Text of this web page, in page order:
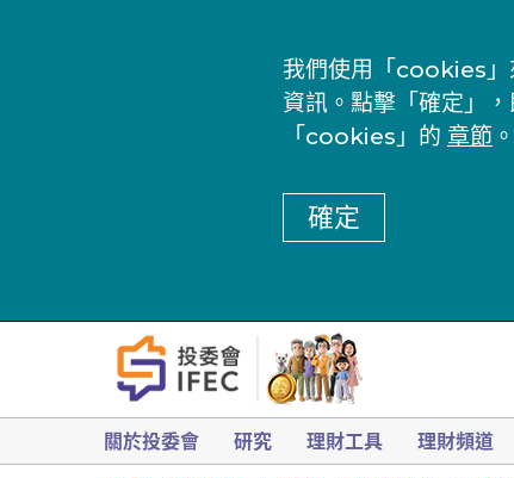
我們使用「cookies」
資訊。點擊「確定」
「cookies」的 章節
確定
關於投委會 研究 理財工具 理財頻道